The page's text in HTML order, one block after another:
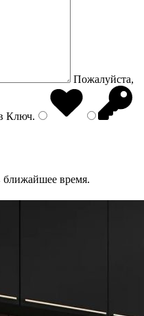
Пожалуйста,
Ключ.
время.